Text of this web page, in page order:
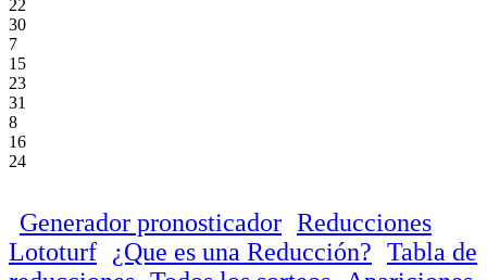
22
30
7
15
23
31
8
16
24
Generador pronosticador Reducciones
Lototurf
¿Que es una Reducción? Tabla de